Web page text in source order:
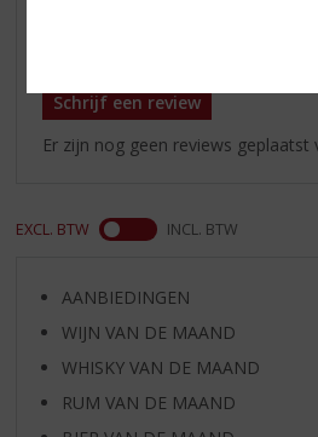
Schrijf een review
Er zijn nog geen reviews
EXCL. BTW INCL. BTW
AANBIEDINGEN
WIJN VAN DE MAAND
WHISKY VAN DE MAAND
RUM VAN DE MAAND